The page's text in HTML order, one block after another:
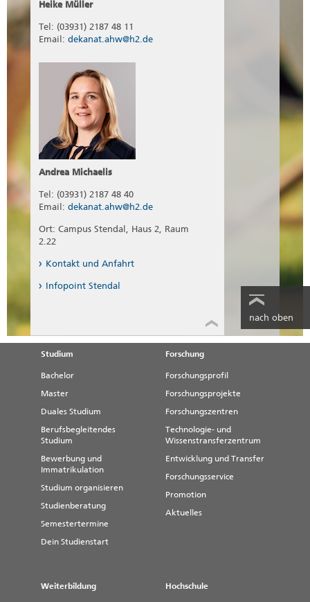
Heike Müller
Tel: (03931) 2187 48 11
Email: dekanat.ahw@h2.de
Andrea Michaelis
Tel: (03931) 2187 48 40
Email: dekanat.ahw@h2.de
Ort: Campus Stendal, Haus 2, Raum
2.22
Kontakt und Anfahrt
Infopoint Stendal
nach oben
Studium
Bachelor
Master
Duales Studium
Berufsbegleitendes
Studium
Bewerbung und
Immatrikulation
Studium organisieren
Studienberatung
Semestertermine
Dein Studienstart
Forschung
Forschungsprofil
Forschungsprojekte
Forschungszentren
Technologie- und
Wissenstransferzentrum
Entwicklung und Transfer
Forschungsservice
Promotion
Aktuelles
Weiterbildung Hochschule